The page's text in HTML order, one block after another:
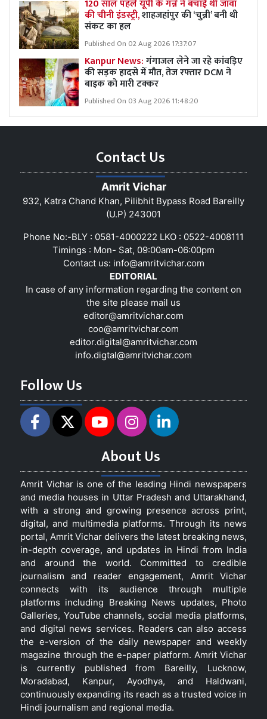
120 साल पहले यूपी के गन्ने ने बचाई थी जावा
की चीनी इंडस्ट्री,शाहजहांपुर की ‘चुन्नी’ बनी थी
संकट का हल
Published On 02 Aug 2026 17:37:07
Kanpur News:गंगाजल लेने जा रहे कांवड़िए
की सड़क हादसे में मौत, तेज रफ्तार DCM ने
बाइक को मारी टक्कर
Published On 03 Aug 2026 11:48:20
Contact Us
Amrit Vichar
932, Katra Chand Khan, Pilibhit Bypass Road Bareilly
(U.P) 243001
Phone No:-BLY : 0581-4000222 LKO : 0522-4008111
Timings : Mon- Sat, 09:00am-06:00pm
Contact us: info@amritvichar.com
EDITORIAL
In case of any information regarding the content on
the site please mail us
editor@amritvichar.com
coo@amritvichar.com
editor.digital@amritvichar.com
info.digtal@amritvichar.com
Follow Us
About Us
Amrit Vichar is one of the leading Hindi newspapers
and media houses in Uttar Pradesh and Uttarakhand,
with a strong and growing presence across print,
digital, and multimedia platforms. Through its news
portal, Amrit Vichar delivers the latest breaking news,
in-depth coverage, and updates in Hindi from India
and around the world. Committed to credible
journalism and reader engagement, Amrit Vichar
connects with its audience through multiple
platforms including Breaking News updates, Photo
Galleries, YouTube channels, social media platforms,
and digital news services. Readers can also access
the e-version of the daily newspaper and weekly
magazine through the e-paper platform. Amrit Vichar
is currently published from Bareilly, Lucknow,
Moradabad, Kanpur, Ayodhya, and Haldwani,
continuously expanding its reach as a trusted voice in
Hindi journalism and regional media.